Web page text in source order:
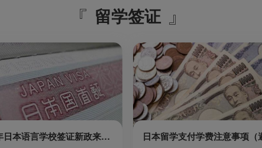
留学签证
2025年日本语言学校签证新政来了！通过率大变身，你准备好了吗？